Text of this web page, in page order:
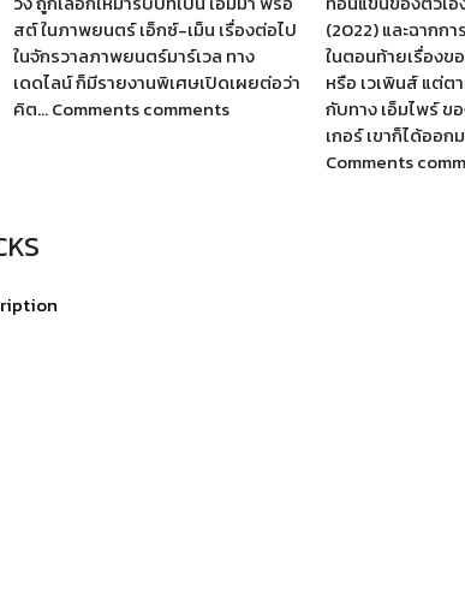
สต์ ในภาพยนตร์ เอ็กซ์-เม็น เรื่องต่อไป
ในจักรวาลภาพยนตร์มาร์เวล ทาง
เดดไลน์ ก็มีรายงานพิเศษเปิดเผยต่อว่า
คิต… Comments comments
(2022) และฉากก
ในตอนท้ายเรื่องข
หรือ เวเพินส์ แต่
กับทาง เอ็มไพร์ ข
เกอร์ เขาก็ได้ออก
Comments